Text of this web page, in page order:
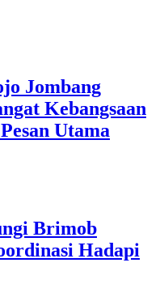
Jombang
Kebangsaan
Utama
Brimob
Hadapi